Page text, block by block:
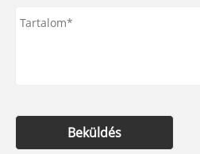
Beküldés